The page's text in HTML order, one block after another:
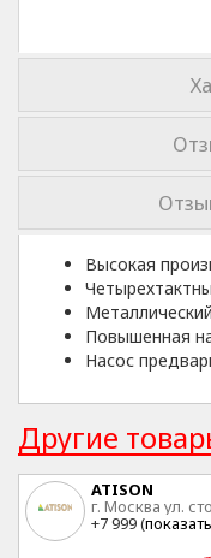
Высокая
Повышенная
Насос
Другие
ATISON
г. Москва ул.
+7 999 (показать